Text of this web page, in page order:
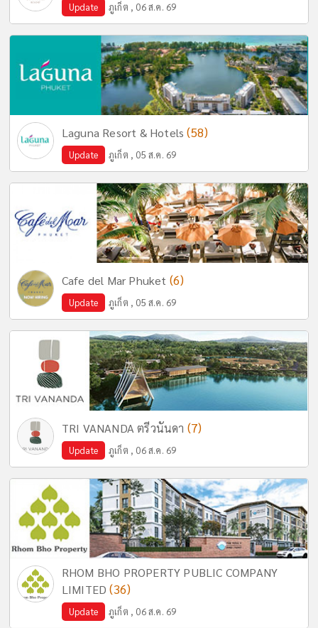
Update ภูเก็ต , 06 ส.ค. 69
Laguna Resort & Hotels(58)
Update ภูเก็ต , 05 ส.ค. 69
Cafe del Mar Phuket (6)
Update ภูเก็ต , 05 ส.ค. 69
TRI VANANDA ตรีวนันดา (7)
Update ภูเก็ต , 06 ส.ค. 69
RHOM BHO PROPERTY PUBLIC COMPANY
LIMITED(36)
Update ภูเก็ต , 06 ส.ค. 69